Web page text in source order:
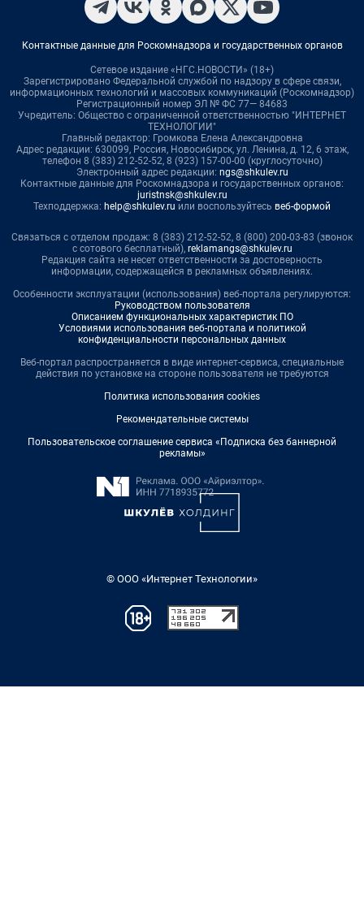
Контактные данные для Роскомнадзора и государственных органов
Сетевое издание «НГС.НОВОСТИ» (18+)
Зарегистрировано Федеральной службой по надзору в сфере связи,
информационных технологий и массовых коммуникаций (Роскомнадзор)
Регистрационный номер ЭЛ № ФС 77— 84683
Учредитель: Общество с ограниченной ответственностью "ИНТЕРНЕТ
ТЕХНОЛОГИИ"
Главный редактор: Громкова Елена Александровна
Адрес редакции: 630099, Россия, Новосибирск, ул. Ленина, д. 12, 6 этаж,
телефон 8 (383) 212-52-52, 8 (923) 157-00-00 (круглосуточно)
Электронный адрес редакции: ngs@shkulev.ru
Контактные данные для Роскомнадзора и государственных органов:
juristnsk@shkulev.ru
Техподдержка: help@shkulev.ru или воспользуйтесь веб-формой
Связаться с отделом продаж: 8 (383) 212-52-52, 8 (800) 200-03-83 (звонок
с сотового бесплатный), reklamangs@shkulev.ru
Редакция сайта не несет ответственности за достоверность
информации, содержащейся в рекламных объявлениях.
Особенности эксплуатации (использования) веб-портала регулируются:
Руководством пользователя
Описанием функциональных характеристик ПО
Условиями использования веб-портала и политикой
конфиденциальности персональных данных
Веб-портал распространяется в виде интернет-сервиса, специальные
действия по установке на стороне пользователя не требуются
Политика использования cookies
Рекомендательные системы
Пользовательское соглашение сервиса «Подписка без баннерной
рекламы»
© ООО «Интернет Технологии»